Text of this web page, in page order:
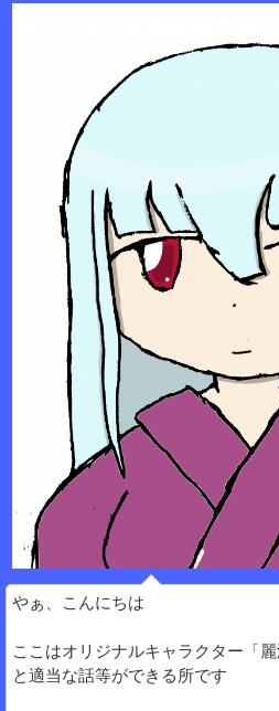
やぁ、こんにちは
ここはオリジナルキャラクター「
と適当な話等ができる所です